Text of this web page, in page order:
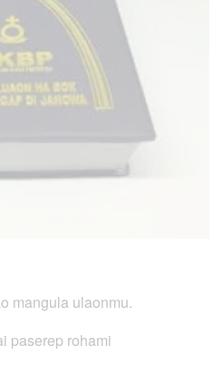
mangula ulaonmu.
paserep rohami